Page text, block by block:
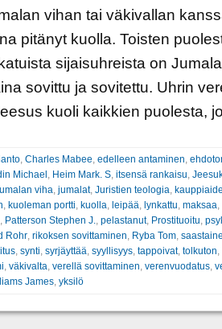
vihan tai väkivallan
pitänyt kuolla. Toisten
sijaisuhreista on
sovittu ja sovitettu. Uhrin
kuoli kaikkien puolesta,
, Charles Mabee edelleen antaminen
Michael Heim Mark. S, itsensä rankaisu
viha jumalat, Juristien teologia
kuoleman portti kuolla leipää lynkattu maksaa
Patterson Stephen J. pelastanut, Prostituoitu
Rohr, rikoksen sovittaminen Ryba Tom,
, synti syrjäyttää syyllisyys, tappoivat, tolkuton
väkivalta verellä sovittaminen verenvuodatus,
James, yksilö